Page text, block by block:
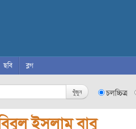
ছবি ব্লগ
খুঁজুন চলচ্চিত্র
ইসলাম বাবু